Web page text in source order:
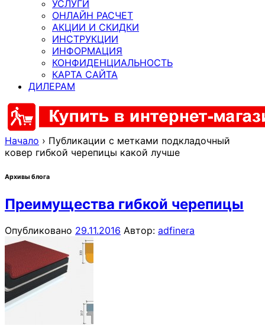
УСЛУГИ
ОНЛАЙН РАСЧЕТ
АКЦИИ И СКИДКИ
ИНСТРУКЦИИ
ИНФОРМАЦИЯ
КОНФИДЕНЦИАЛЬНОСТЬ
КАРТА САЙТА
ДИЛЕРАМ
Начало › Публикации с метками подкладочный
ковер гибкой черепицы какой лучше
Архивы блога
Преимущества гибкой черепицы
Опубликовано 29.11.2016 Автор: adfinera